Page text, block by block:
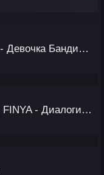
ALEKS ATAMAN, FINIK - Девочка Бандитка
ALEKS ATAMAN, FINIK, FINYA - Диалоги Тет-А-Тет